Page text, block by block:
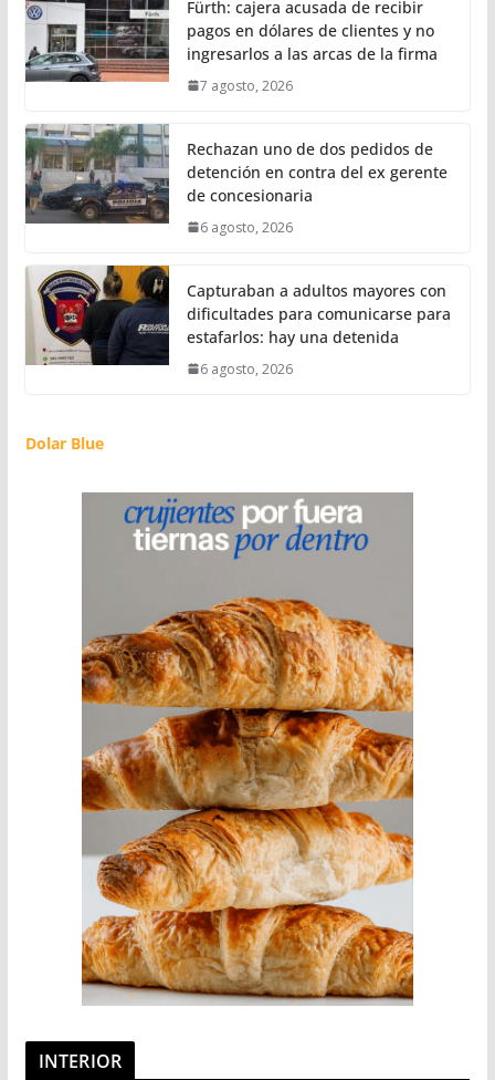
Fürth: cajera acusada de recibir
pagos en dólares de clientes y no
ingresarlos a las arcas de la firma
7 agosto, 2026
Rechazan uno de dos pedidos de
detención en contra del ex gerente
de concesionaria
6 agosto, 2026
Capturaban a adultos mayores con
dificultades para comunicarse para
estafarlos: hay una detenida
6 agosto, 2026
Dolar Blue
INTERIOR